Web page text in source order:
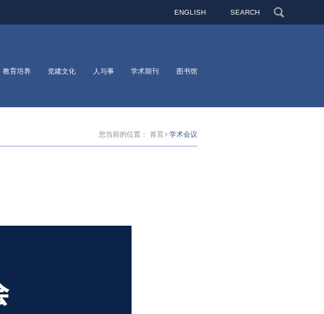
ENGLISH SEARCH
教育培养 党建文化 人与事 学术期刊 图书馆
您当前的位置： 首页 学术会议